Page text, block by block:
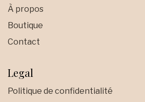
À propos
Boutique
Contact
Legal
Politique de confidentialité